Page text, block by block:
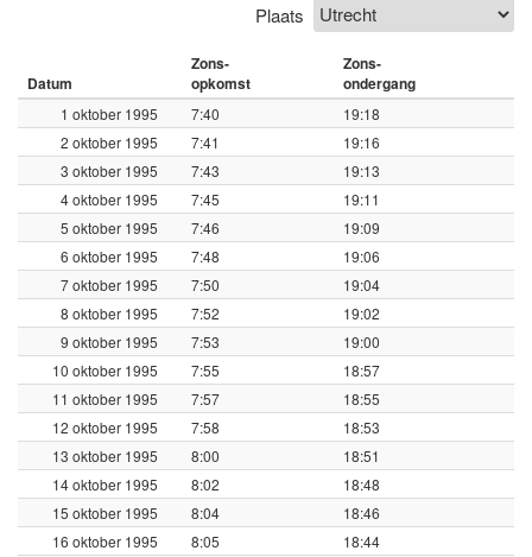
Plaats
Datum
Zons-
opkomst
Zons-
ondergang
1 oktober 1995 7:40
19:18
2 oktober 1995
7:41
19:16
3 oktober 1995
7:43
19:13
4 oktober 1995
7:45
19:11
5 oktober 1995
7:46
19:09
6 oktober 1995
7:48
19:06
7 oktober 1995
7:50
19:04
8 oktober 1995
7:52
19:02
9 oktober 1995
7:53
19:00
10 oktober 1995
7:55
18:57
11 oktober 1995
7:57
18:55
12 oktober 1995
7:58
18:53
13 oktober 1995
8:00
18:51
14 oktober 1995
8:02
18:48
15 oktober 1995
8:04
18:46
16 oktober 1995
8:05
18:44